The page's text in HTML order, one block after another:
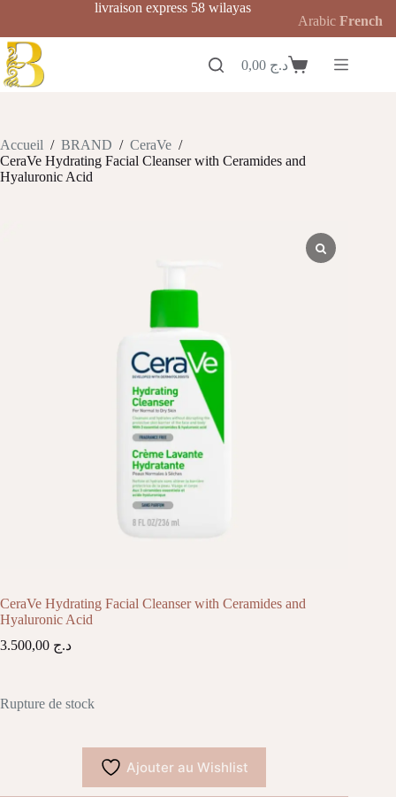
contenu
livraison express 58 wilayas
Panierد.ج
Accueil / BRAND / CeraVe /
CeraVe Hydrating Facial Cleanser with Ceramides and
Hyaluronic Acid
CeraVe Hydrating Facial Cleanser with Ceramides and
Hyaluronic Acid
د.ج
Rupture de stock
Ajouter au Wishlist
Arabic French